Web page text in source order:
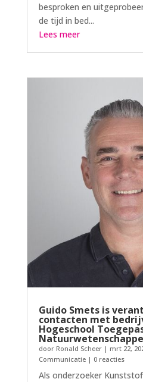
besproken en
de tijd in bed...
Lees meer
Guido Smets is
contacten met
Hogeschool
door Ronald Scheer| mrt 22,
Communicatie| 0 reacties
Als onderzoeker